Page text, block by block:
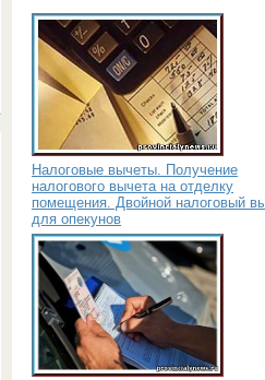
Налоговые вычеты. Получение
налогового вычета на отделку
помещения. Двойной налоговый
для опекунов